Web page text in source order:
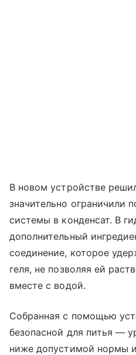
В новом устройстве
значительно ограничили
системы в конденсат. В
дополнительный
соединение, которое
геля, не позволяя ей
вместе с водой.
Собранная с помощью
безопасной для питья —
ниже допустимой нормы